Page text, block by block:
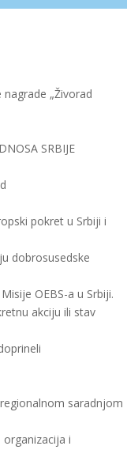
„Živorad
SRBIJE
pokret u Srbiji i
dobrosusedske
OEBS-a u Srbiji.
akciju ili stav
saradnjom
i